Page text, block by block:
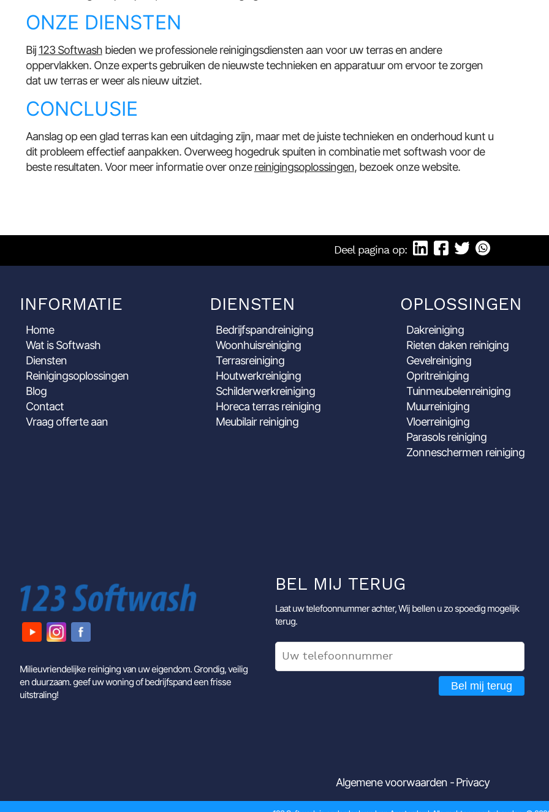
ONZE DIENSTEN
Bij 123 Softwashbieden we professionele reinigingsdiensten aan voor uw terras en andere
oppervlakken. Onze experts gebruiken de nieuwste technieken en apparatuur om ervoor te zorgen
dat uw terras er weer als nieuw uitziet.
CONCLUSIE
Aanslag op een glad terras kan een uitdaging zijn, maar met de juiste technieken en onderhoud kunt u
dit probleem effectief aanpakken. Overweeg hogedruk spuiten in combinatie met softwash voor de
beste resultaten. Voor meer informatie over onzereinigingsoplossingen, bezoek onze website.
Deel pagina op:
INFORMATIE
Home
Wat is Softwash
Diensten
Reinigingsoplossingen
Blog
Contact
Vraag offerte aan
DIENSTEN
Bedrijfspandreiniging
Woonhuisreiniging
Terrasreiniging
Houtwerkreiniging
Schilderwerkreiniging
Horeca terras reiniging
Meubilair reiniging
OPLOSSINGEN
Dakreiniging
Rieten daken reiniging
Gevelreiniging
Opritreiniging
Tuinmeubelenreiniging
Muurreiniging
Vloerreiniging
Parasols reiniging
Zonneschermen reiniging
Milieuvriendelijke reiniging van uw eigendom. Grondig, veilig
en duurzaam. geef uw woning of bedrijfspand een frisse
uitstraling!
BEL MIJ TERUG
Laat uw telefoonnummer achter, Wij bellen u zo spoedig mogelijk
terug.
Bel mij terug
Algemene voorwaarden Privacy